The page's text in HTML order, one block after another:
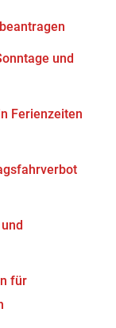
und
Ferienzeiten
für